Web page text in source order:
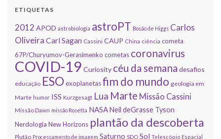
ETIQUETAS
2012 APOD astrobiologia astroPT Bosão de Higgs Carlos
Oliveira Carl Sagan Cassini CAUP China ciência cometa
67P/Churyumov-Gerasimenko cometas coronavirus
COVID-19 Curiosity céu da semana desafios
educação ESOexoplanetasfim do mundo geologia em
Marte humor ISS Kurzgesagt Lua Marte Missão Cassini
Missão Dawn missão Rosetta NASANeil deGrasse Tyson
Nerdologia New Horizons plantão da descoberta
Plutão Processamento de imagem Saturno SDO Sol Telescópio Espacial